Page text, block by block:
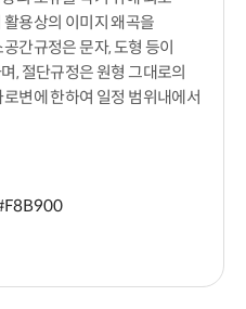
용상의 이미지 왜곡을
간규정은 문자, 도형 등이
, 절단규정은 원형 그대로의
변에 한하여 일정 범위내에서